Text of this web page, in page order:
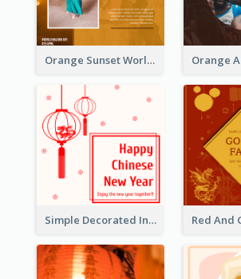
Orange Sunset World Malaria Day Instagram Post
Simple Decorated Instagram Post Of Chinese New Year